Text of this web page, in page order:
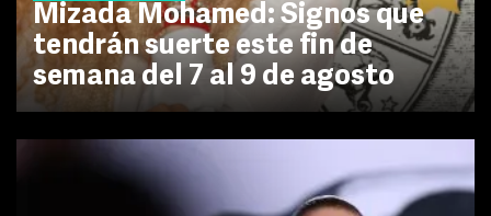
Mizada Mohamed: Signos que
tendrán suerte este fin de
semana del 7 al 9 de agosto